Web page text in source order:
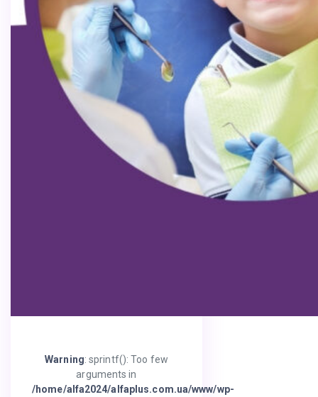
Warning: sprintf(): Too few
arguments in
/home/alfa2024/alfaplus.com.ua/www/wp-